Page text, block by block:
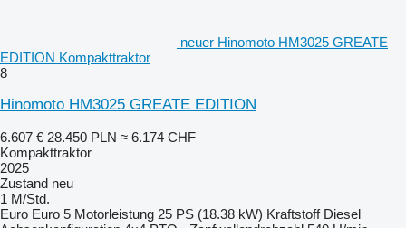
neuer Hinomoto HM3025 GREATE
EDITION Kompakttraktor
8
Hinomoto HM3025 GREATE EDITION
6.607 € 28.450 PLN ≈ 6.174 CHF
Kompakttraktor
2025
Zustand neu
1 M/Std.
Euro Euro 5 Motorleistung 25 PS (18.38 kW) Kraftstoff Diesel